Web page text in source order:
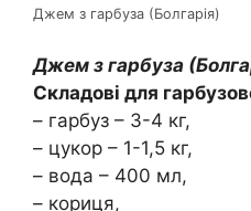
Джем з гарбуза (Болгарія)
Джем з гарбуза
Складові для
– гарбуз – 3-4 кг,
– цукор – 1-1,5 кг,
– вода – 400 мл,
– кориця,